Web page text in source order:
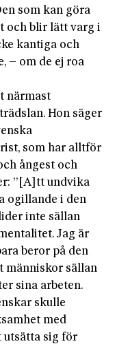
som kan göra
och blir lätt varg i
kantiga och
– om de ej roa
närmast
Hon säger
som har alltför
ångest och
”[A]tt undvika
ogillande i den
inte sällan
Jag är
beror på den
människor sällan
sina arbeten.
skulle
med
utsätta sig för